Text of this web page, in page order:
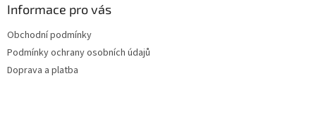
Informace pro vás
Obchodní podmínky
Podmínky ochrany osobních údajů
Doprava a platba